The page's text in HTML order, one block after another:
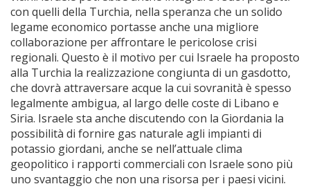
con quelli della Turchia, nella speranza che un solido
legame economico portasse anche una migliore
collaborazione per affrontare le pericolose crisi
regionali. Questo è il motivo per cui Israele ha proposto
alla Turchia la realizzazione congiunta di un gasdotto,
che dovrà attraversare acque la cui sovranità è spesso
legalmente ambigua, al largo delle coste di Libano e
Siria. Israele sta anche discutendo con la Giordania la
possibilità di fornire gas naturale agli impianti di
potassio giordani, anche se nell’attuale clima
geopolitico i rapporti commerciali con Israele sono più
uno svantaggio che non una risorsa per i paesi vicini.